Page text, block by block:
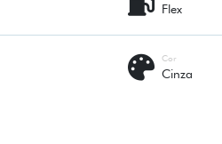
Flex
Cor
Cinza